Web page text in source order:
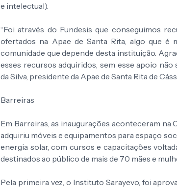
e intelectual).
“Foi através do Fundesis que conseguimos
ofertados na Apae de Santa Rita, algo que
comunidade que depende desta instituição.
esses recursos adquiridos, sem esse apoio não
da Silva, presidente da Apae de Santa Rita de
Barreiras
Em Barreiras, as inaugurações aconteceram na
adquiriu móveis e equipamentos para espaço
energia solar, com cursos e capacitações
destinados ao público de mais de 70 mães e
Pela primeira vez, o Instituto Sarayevo, foi